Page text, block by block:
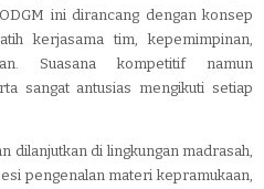
ini dirancang dengan konsep
kerjasama tim, kepemimpinan,
Suasana kompetitif namun
sangat antusias mengikuti setiap
dilanjutkan di lingkungan madrasah,
pengenalan materi kepramukaan,